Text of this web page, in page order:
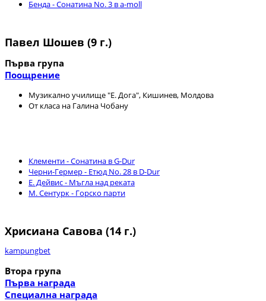
Бенда - Сонатина No. 3 в a-moll
Павел Шошев (9 г.)
Първа група
Поощрение
Музикално училище "Е. Дога", Кишинев, Молдова
От класа на Галина Чобану
Клементи - Сонатина в G-Dur
Черни-Гермер - Етюд No. 28 в D-Dur
Е. Дейвис - Мъгла над реката
М. Сентурк - Горско парти
Хрисиана Савова (14 г.)
kampungbet
Втора група
Първа награда
Специална награда